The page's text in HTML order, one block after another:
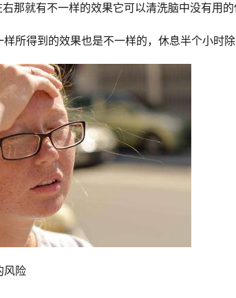
那就有不一样的效果它可以清洗脑中没有用的
样所得到的效果也是不一样的，休息半个小时
风险